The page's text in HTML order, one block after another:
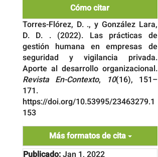
Cómo citar
Torres-Flórez, D. ., y González Lara,
D. D. . (2022). Las prácticas de
gestión humana en empresas de
seguridad y vigilancia privada.
Aporte al desarrollo organizacional.
Revista En-Contexto, 10(16), 151–
171.
https://doi.org/10.53995/23463279.1
153
Más formatos de cita